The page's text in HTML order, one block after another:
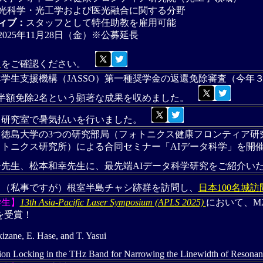
科学・光工学および医光融合に関する分野
ブ： スタッフとして特任助教を雇用可能
年11月28日（金）※公募延長
をご確認ください。
生支援機構（JASSO）第一種奨学金の返還免除審査（今年
額免除2名という顕著な成果を収めました。
研究室で暑気払いを行いました。
徳島大学の3つの研究部局（フォトニクス健康フロンティア
ニクス研究所）による合同セミナー「AIデータ科学」を開
生、松本和幸先生に、最先端AIデータ科学研究をご紹介い
（私事ですが）根室半島チャシ跡群を訪問し、
日本100名城訪
】
13th Asia-Pacific Laser Symposium (APLS 2025) において、
受賞！
E. Hase, and T. Yasui
Locking in the THz Band for Narrowing the Linewidth of